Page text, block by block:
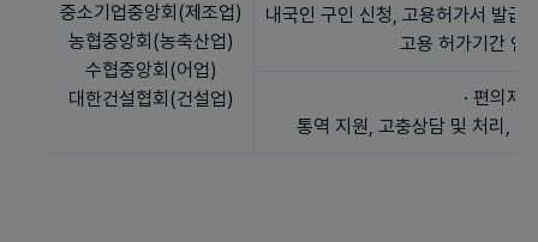
중소기업중앙회(제조업)
농협중앙회(농축산업)
수협중앙회(어업)
대한건설협회(건설업)
내국인 구인 신청, 고용허가서 발급
고용 허가기간 연
· 편의제
통역 지원, 고충상담 및 처리,